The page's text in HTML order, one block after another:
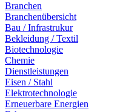
Branchen
Branchenübersicht
Bau / Infrastrukur
Bekleidung / Textil
Biotechnologie
Chemie
Dienstleistungen
Eisen / Stahl
Elektrotechnologie
Erneuerbare Energien